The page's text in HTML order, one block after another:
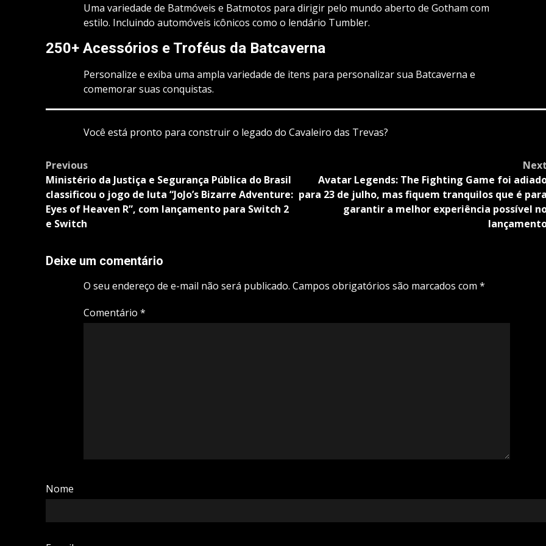
Uma variedade de Batmóveis e Batmotos para dirigir pelo mundo aberto de Gotham com
estilo. Incluindo automóveis icônicos como o lendário Tumbler.
250+ Acessórios e Troféus da Batcaverna
Personalize e exiba uma ampla variedade de itens para personalizar sua Batcaverna e
comemorar suas conquistas.
Você está pronto para construir o legado do Cavaleiro das Trevas?
Post
navigation
Previous
Ministério da Justiça e Segurança Pública do Brasil
classificou o jogo de luta “JoJo’s Bizarre Adventure:
Eyes of Heaven R”, com lançamento para Switch 2
e Switch
Next
Avatar Legends: The Fighting Game foi
para 23 de julho, mas fiquem tranquilos que é para
garantir a melhor experiência possível
Deixe um comentário
O seu endereço de e-mail não será publicado. Campos obrigatórios são marcados com *
Comentário *
Nome